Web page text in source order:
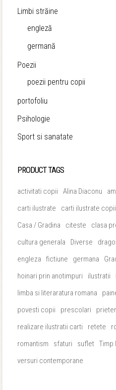
Limbi străine
engleză
germană
Poezii
poezii pentru copii
portofoliu
Psihologie
Sport si sanatate
PRODUCT TAGS
activitati copii Alina Diaconu
carti ilustrate
carti ilustrate copii
Casa / Gradina
citeste clasa
cultura generala
Diverse
engleza
fictiune germana
hoinari prin anotimpuri
ilustratii
limba si literaratura romana
povesti copii
prescolari
realizare ilustratii carti
retete
romantism
sfaturi suflet Timp
versuri contemporane